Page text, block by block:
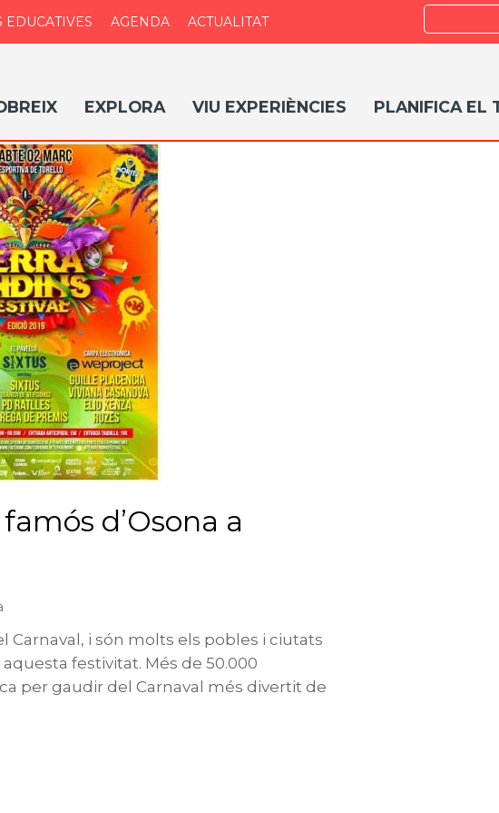
EDUCATIVES AGENDA ACTUALITAT
EXPLORA VIU EXPERIÈNCIES PLANIFICA EL
d’Osona a
Carnaval, i són molts els pobles i ciutats
festivitat. Més de 50.000
per gaudir del Carnaval més divertit de